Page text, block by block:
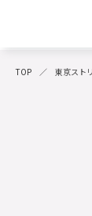
TOP 東京スト